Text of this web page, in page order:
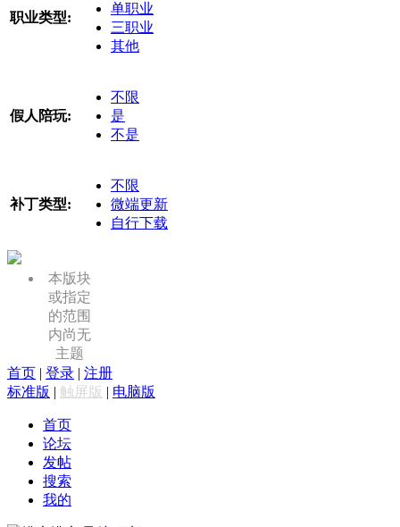
职业类型:
单职业
三职业
其他
假人陪玩:
不限
是
不是
补丁类型:
不限
微端更新
自行下载
本版块
或指定
的范围
内尚无
主题
首页 | 登录 | 注册
标准版 | 触屏版 | 电脑版
首页
论坛
发帖
搜索
我的